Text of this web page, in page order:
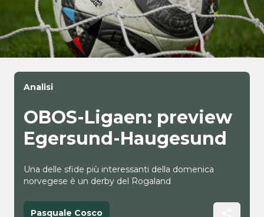
Analisi
OBOS-Ligaen: preview
Egersund-Haugesund
Una delle sfide più interessanti della domenica
norvegese è un derby del Rogaland
Pasquale Cosco